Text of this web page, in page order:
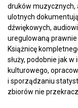
druków muzycznych,
ulotnych
dźwiękowych,
uregulowaną
Książnicę
służy, podobnie jak
kulturowego,
i sporządzaniu
zbiorów nie